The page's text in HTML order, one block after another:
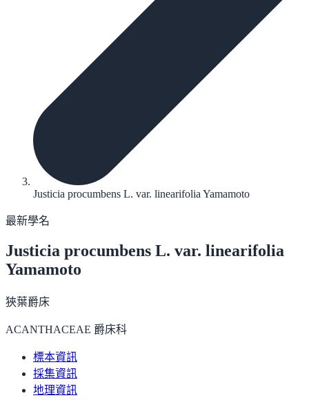
Justicia procumbens L. var. linearifolia Yamamoto
最新學名
Justicia procumbens L. var. linearifolia
Yamamoto
狹葉爵床
ACANTHACEAE 爵床科
標本資訊
採集資訊
地理資訊